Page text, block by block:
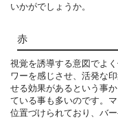
いかがでしょうか。
赤
視覚を誘導する意図でよ
ワーを感じさせ、活発な
せる効果があるという事
ている事も多いのです。
位置づけられており、バ